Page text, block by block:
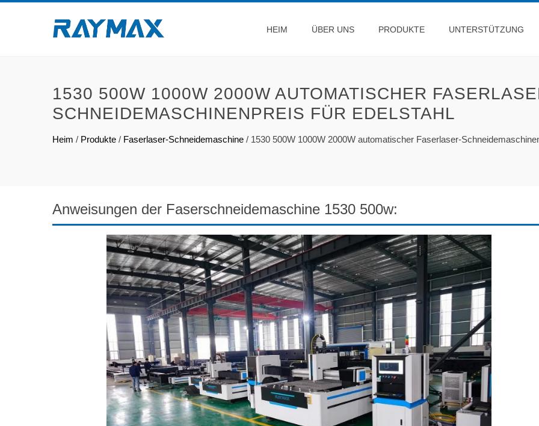
HEIM ÜBER UNS PRODUKTE UNTERSTÜTZUNG
1530 500W 1000W 2000W AUTOMATISCHER
SCHNEIDEMASCHINENPREIS FÜR EDELSTAHL
Heim / Produkte / Faserlaser-Schneidemaschine / 1530 500W 1000W 2000W automatischer Faserlaser-
Anweisungen der Faserschneidemaschine 1530 500w: